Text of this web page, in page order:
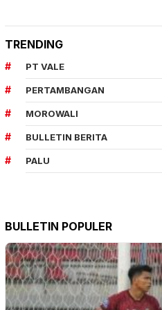
TRENDING
PT VALE
PERTAMBANGAN
MOROWALI
BULLETIN BERITA
PALU
BULLETIN POPULER